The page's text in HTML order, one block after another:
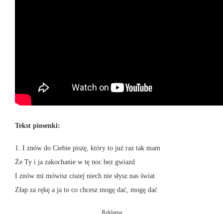
Tekst piosenki:
1. I znów do Ciebie piszę, który to już raz tak mam
Że Ty i ja zakochanie w tę noc bez gwiazd
I znów mi mówisz ciszej niech nie słysz nas świat
Złap za rękę a ja to co chcesz mogę dać, mogę dać